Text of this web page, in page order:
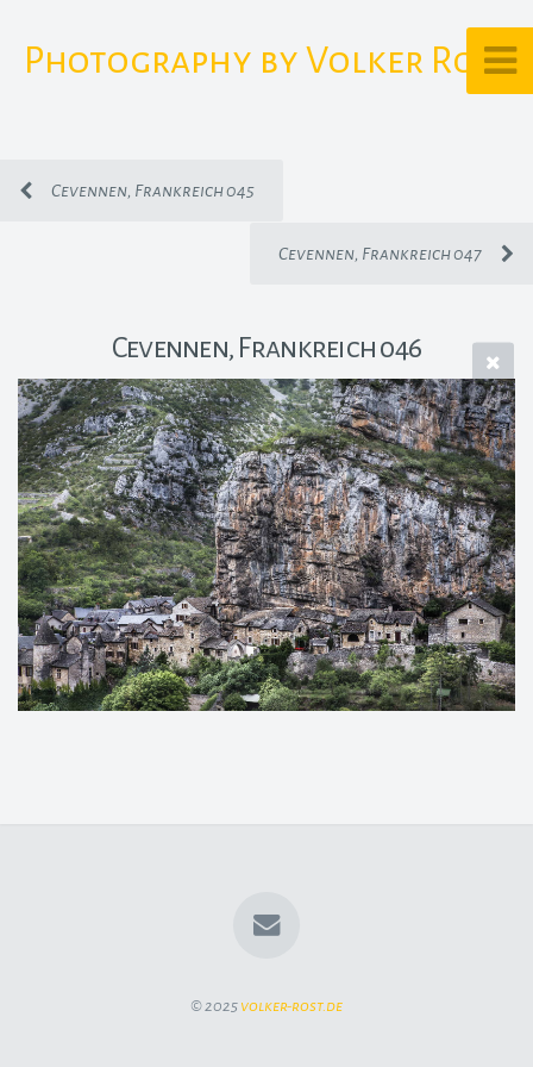
Photography by Volker Rost
Cevennen, Frankreich 045
Cevennen, Frankreich 047
Cevennen, Frankreich 046
© 2025 volker-rost.de